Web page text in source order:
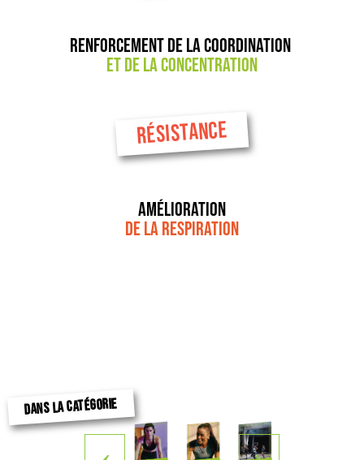
Renforcement de la coordination
et de la concentration
RÉSISTANCE
Amélioration
de la respiration
DANS LA CATÉGORIE